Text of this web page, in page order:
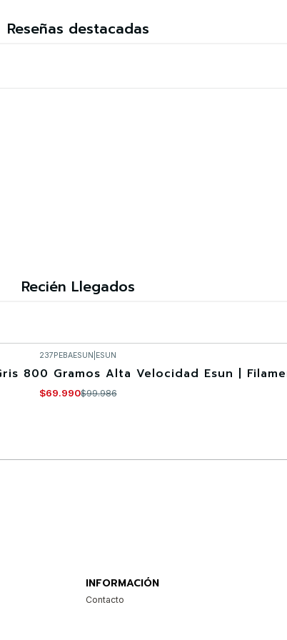
Reseñas destacadas
Recién Llegados
237PEBAESUN ESUN
800 Gramos Alta Velocidad Esun |
$69.990$99.986
INFORMACIÓN
Contacto